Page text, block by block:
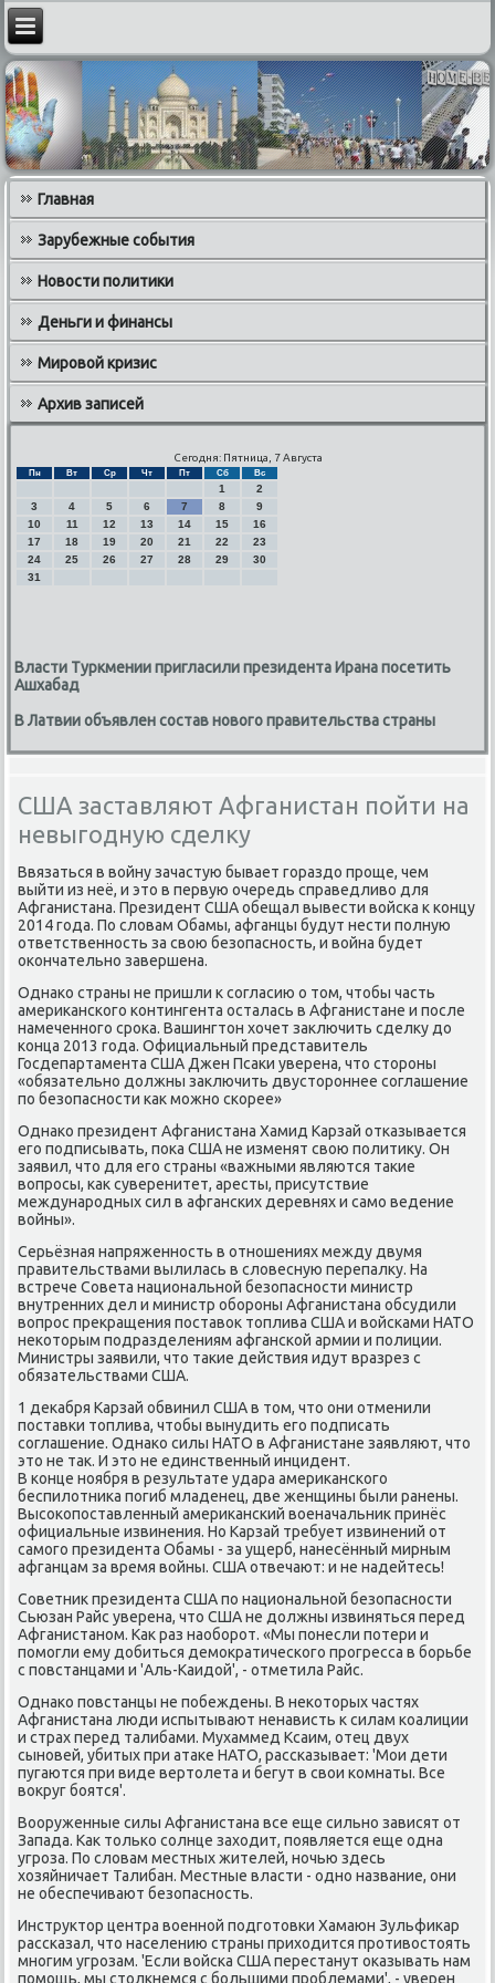
Главная
Зарубежные события
Новости политики
Деньги и финансы
Мировой кризис
Архив записей
Сегодня: Пятница, 7 Августа
Пн Вт Ср Чт Пт Сб Вс
1
2
3
4 5 6 7 8
9
10
11 12 13 14 15
16
17
18 19 20 21 22
23
24
25 26 27 28 29
30
31
Власти Туркмении пригласили президента Ирана посетить
Ашхабад
В Латвии объявлен состав нового правительства страны
США заставляют Афганистан пойти на
невыгодную сделку
Ввязаться в войну зачастую бывает гораздо проще, чем
выйти из неё, и это в первую очередь справедливо для
Афганистана. Президент США обещал вывести войска к концу
2014 года. По словам Обамы, афганцы будут нести полную
ответственность за свою безопасность, и война будет
окончательно завершена.
Однако страны не пришли к согласию о том, чтобы часть
американского контингента осталась в Афганистане и после
намеченного срока. Вашингтон хочет заключить сделку до
конца 2013 года. Официальный представитель
Госдепартамента США Джен Псаки уверена, что стороны
«обязательно должны заключить двустороннее соглашение
по безопасности как можно скорее»
Однако президент Афганистана Хамид Карзай отказывается
его подписывать, пока США не изменят свою политику. Он
заявил, что для его страны «важными являются такие
вопросы, как суверенитет, аресты, присутствие
международных сил в афганских деревнях и само ведение
войны».
Серьёзная напряженность в отношениях между двумя
правительствами вылилась в словесную перепалку. На
встрече Совета национальной безопасности министр
внутренних дел и министр обороны Афганистана обсудили
вопрос прекращения поставок топлива США и войсками НАТО
некоторым подразделениям афганской армии и полиции.
Министры заявили, что такие действия идут вразрез с
обязательствами США.
1 декабря Карзай обвинил США в том, что они отменили
поставки топлива, чтобы вынудить его подписать
соглашение. Однако силы НАТО в Афганистане заявляют, что
это не так. И это не единственный инцидент.
В конце ноября в результате удара американского
беспилотника погиб младенец, две женщины были ранены.
Высокопоставленный американский военачальник принёс
официальные извинения. Но Карзай требует извинений от
самого президента Обамы - за ущерб, нанесённый мирным
афганцам за время войны. США отвечают: и не надейтесь!
Советник президента США по национальной безопасности
Сьюзан Райс уверена, что США не должны извиняться перед
Афганистаном. Как раз наоборот. «Мы понесли потери и
помогли ему добиться демократического прогресса в борьбе
с повстанцами и 'Аль-Каидой', - отметила Райс.
Однако повстанцы не побеждены. В некоторых частях
Афганистана люди испытывают ненависть к силам коалиции
и страх перед талибами. Мухаммед Ксаим, отец двух
сыновей, убитых при атаке НАТО, рассказывает: 'Мои дети
пугаются при виде вертолета и бегут в свои комнаты. Все
вокруг боятся'.
Вооруженные силы Афганистана все еще сильно зависят от
Запада. Как только солнце заходит, появляется еще одна
угроза. По словам местных жителей, ночью здесь
хозяйничает Талибан. Местные власти - одно название, они
не обеспечивают безопасность.
Инструктор центра военной подготовки Хамаюн Зульфикар
рассказал, что населению страны приходится противостоять
многим угрозам. 'Если войска США перестанут оказывать нам
помощь, мы столкнемся с большими проблемами', - уверен